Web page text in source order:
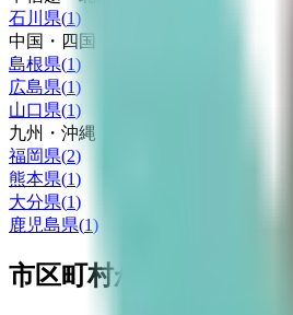
石川県(1)
中国・四国
島根県(1)
広島県(1)
山口県(1)
九州・沖縄
福岡県(2)
熊本県(1)
大分県(1)
鹿児島県(1)
市区町村からさがす